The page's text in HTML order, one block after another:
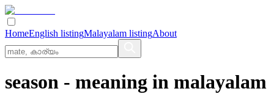
HomeEnglish listingMalayalam listingAbout
season - meaning in malayalam